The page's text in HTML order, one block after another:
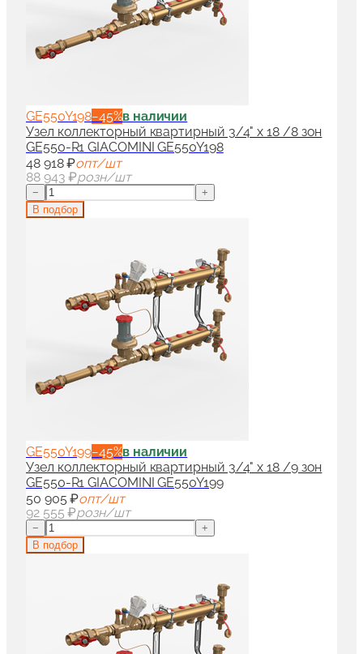
GE550Y198−45%в наличии
Узел коллекторный квартирный 3/4" x 18 /8 зон
GE550-R1 GIACOMINI GE550Y198
48 918 ₽опт/шт
88 943 ₽розн/шт
−
+
В подбор
GE550Y199−45%в наличии
Узел коллекторный квартирный 3/4" x 18 /9 зон
GE550-R1 GIACOMINI GE550Y199
50 905 ₽опт/шт
92 555 ₽розн/шт
−
+
В подбор